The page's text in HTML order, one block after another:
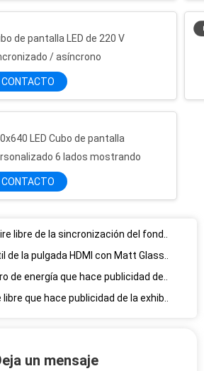
de pantalla LED de 220 V
/ asíncrono
CONTACTO
LED Cubo de pantalla
6 lados mostrando
CONTACTO
85 pantalla LCD táctil de la pulgada HDMI con Matt Glass endurecido
LED al aire libre ahorro de energía que hace publicidad de alta frecuencia de actualización de la exhibición 3840Hz
SMD3535 LED al aire libre que hace publicidad de la exhibición, cartelera de P10 Digitaces LED
32x16 Dot Outdoor LED que hace publicidad de la exhibición con el alto brillo 6000cd
un mensaje